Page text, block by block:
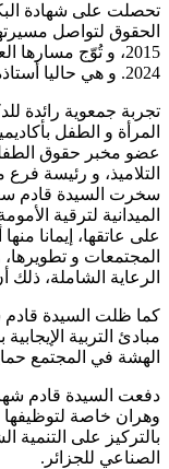
الحقوق لتواصل
2015، و تُوّج
2024. و هي حاليا أستاذة محاضرة في الحقوق بجامعة وهران 1.
تجربة جمعوية رائدة
المرأة و الطفل
عضو مخبر حقوق
التلاميذ، و رئيسة فرع
سخرت السيدة قادم
الميدانية لترقية
على عاتقها، إيمانا
المجتمعات و
الرعاية الشاملة،
كما ظلت السيدة قادم
مبادئ التربية
الهشة في المجتمع
دفعت السيدة قادم
وهران خاصة لتوظيفها
بالتركيز على
الصناعي للجزائر.